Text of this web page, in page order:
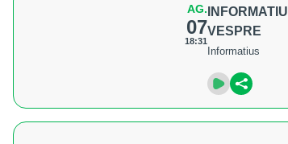
AG.
07
18:31
INFORMATIU
VESPRE
Informatius